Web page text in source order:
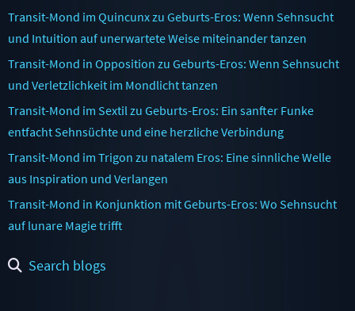
Transit-Mond im Quincunx zu Geburts-Eros: Wenn Sehnsucht
und Intuition auf unerwartete Weise miteinander tanzen
Transit-Mond in Opposition zu Geburts-Eros: Wenn Sehnsucht
und Verletzlichkeit im Mondlicht tanzen
Transit-Mond im Sextil zu Geburts-Eros: Ein sanfter Funke
entfacht Sehnsüchte und eine herzliche Verbindung
Transit-Mond im Trigon zu natalem Eros: Eine sinnliche Welle
aus Inspiration und Verlangen
Transit-Mond in Konjunktion mit Geburts-Eros: Wo Sehnsucht
auf lunare Magie trifft
Search blogs